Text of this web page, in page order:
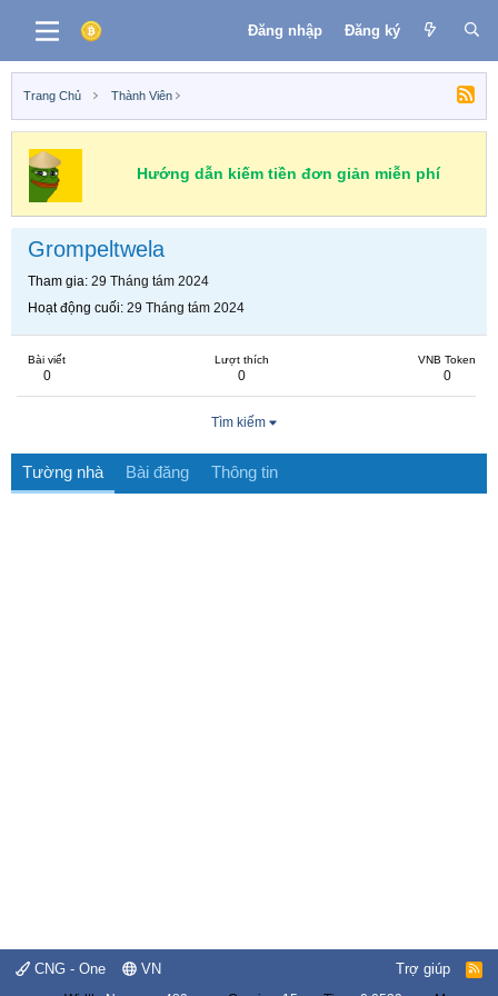
Đăng nhập Đăng ký
Trang Chủ Thành Viên
Hướng dẫn kiếm tiền đơn giản miễn phí
Grompeltwela
Tham gia 29 Tháng tám 2024
Hoạt động cuối 29 Tháng tám 2024
Bài viết
0
Lượt thích
0
VNB Token
0
Tìm kiếm
Tường nhà Bài đăng Thông tin
CNG - One VN Trợ giúp
R